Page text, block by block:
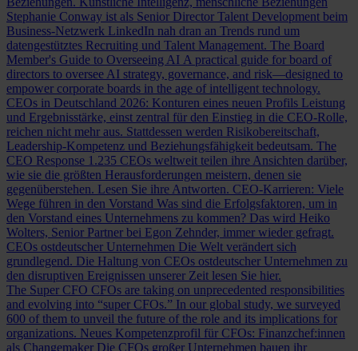
Stephanie Conway ist als Senior Director Talent Development beim
Business-Netzwerk LinkedIn nah dran an Trends rund um
datengestütztes Recruiting und Talent Management. The Board
Member's Guide to Overseeing AI A practical guide for board of
directors to oversee AI strategy, governance, and risk—designed to
empower corporate boards in the age of intelligent technology.
CEOs in Deutschland 2026: Konturen eines neuen Profils Leistung
und Ergebnisstärke, einst zentral für den Einstieg in die CEO-Rolle,
reichen nicht mehr aus. Stattdessen werden Risikobereitschaft,
Leadership-Kompetenz und Beziehungsfähigkeit bedeutsam. The
CEO Response 1.235 CEOs weltweit teilen ihre Ansichten darüber,
wie sie die größten Herausforderungen meistern, denen sie
gegenüberstehen. Lesen Sie ihre Antworten. CEO-Karrieren: Viele
Wege führen in den Vorstand Was sind die Erfolgsfaktoren, um in
den Vorstand eines Unternehmens zu kommen? Das wird Heiko
Wolters, Senior Partner bei Egon Zehnder, immer wieder gefragt.
CEOs ostdeutscher Unternehmen Die Welt verändert sich
grundlegend. Die Haltung von CEOs ostdeutscher Unternehmen zu
den disruptiven Ereignissen unserer Zeit lesen Sie hier.
The Super CFO CFOs are taking on unprecedented responsibilities
and evolving into “super CFOs.” In our global study, we surveyed
600 of them to unveil the future of the role and its implications for
organizations. Neues Kompetenzprofil für CFOs: Finanzchef:innen
als Changemaker Die CFOs großer Unternehmen bauen ihr